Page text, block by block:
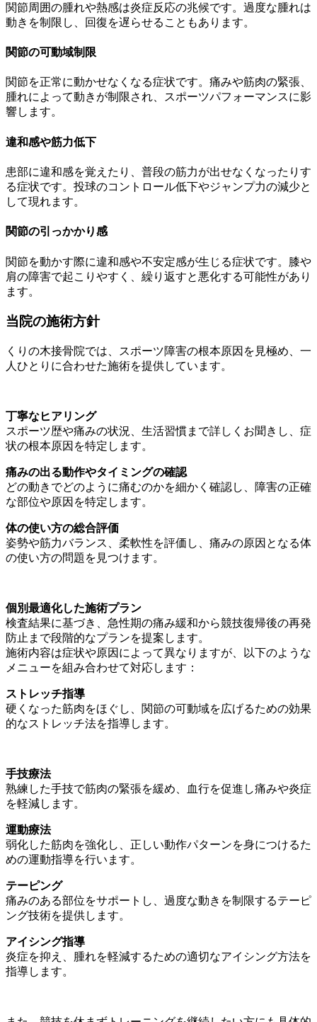
関節周囲の腫れや熱感は炎症反応の兆候です。過度な腫れは
動きを制限し、回復を遅らせることもあります。
関節の可動域制限
関節を正常に動かせなくなる症状です。痛みや筋肉の緊張、
腫れによって動きが制限され、スポーツパフォーマンスに影
響します。
違和感や筋力低下
患部に違和感を覚えたり、普段の筋力が出せなくなったりす
る症状です。投球のコントロール低下やジャンプ力の減少と
して現れます。
関節の引っかかり感
関節を動かす際に違和感や不安定感が生じる症状です。膝や
肩の障害で起こりやすく、繰り返すと悪化する可能性があり
ます。
当院の施術方針
くりの木接骨院では、スポーツ障害の根本原因を見極め、一
人ひとりに合わせた施術を提供しています。
丁寧なヒアリング
スポーツ歴や痛みの状況、生活習慣まで詳しくお聞きし、症
状の根本原因を特定します。
痛みの出る動作やタイミングの確認
どの動きでどのように痛むのかを細かく確認し、障害の正確
な部位や原因を特定します。
体の使い方の総合評価
姿勢や筋力バランス、柔軟性を評価し、痛みの原因となる体
の使い方の問題を見つけます。
個別最適化した施術プラン
検査結果に基づき、急性期の痛み緩和から競技復帰後の再発
防止まで段階的なプランを提案します。
施術内容は症状や原因によって異なりますが、以下のような
メニューを組み合わせて対応します：
ストレッチ指導
硬くなった筋肉をほぐし、関節の可動域を広げるための効果
的なストレッチ法を指導します。
手技療法
熟練した手技で筋肉の緊張を緩め、血行を促進し痛みや炎症
を軽減します。
運動療法
弱化した筋肉を強化し、正しい動作パターンを身につけるた
めの運動指導を行います。
テーピング
痛みのある部位をサポートし、過度な動きを制限するテーピ
ング技術を提供します。
アイシング指導
炎症を抑え、腫れを軽減するための適切なアイシング方法を
指導します。